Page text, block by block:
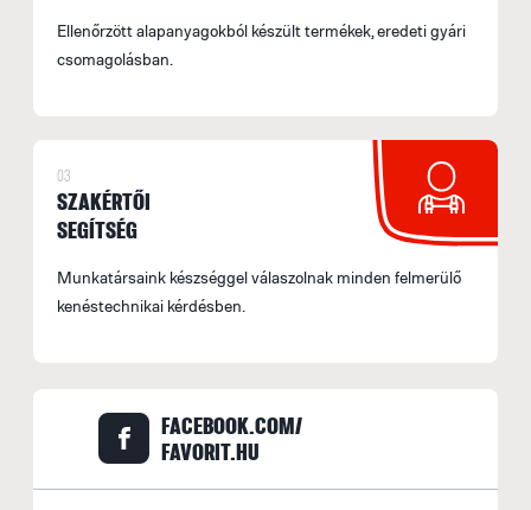
Ellenőrzött alapanyagokból készült termékek, eredeti gyári
csomagolásban.
03
SZAKÉRTŐI
SEGÍTSÉG
Munkatársaink készséggel válaszolnak minden felmerülő
kenéstechnikai kérdésben.
FACEBOOK.COM/
FAVORIT.HU